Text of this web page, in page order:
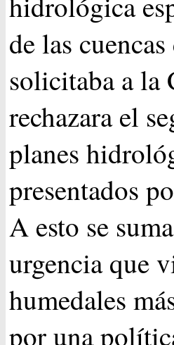
de las
solicitaba a la
rechazara el
planes
presentados
A esto se
urgencia que
humedales
por una